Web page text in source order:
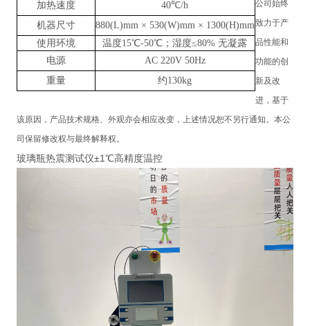
加热速度
40℃/h
机器尺寸
880(L)mm × 530(W)mm × 1300(H)mm
使用环境
温度15℃-50℃；湿度≤80% 无凝露
电源
AC 220V 50Hz
重量
约130kg
公司始终
致力于产
品性能和
功能的创
新及改
进，基于
该原因，产品技术规格、外观亦会相应改变，上述情况恕不另行通知。本公
司保留修改权与最终解释权。
玻璃瓶热震测试仪±1℃高精度温控